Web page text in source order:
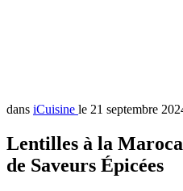
dans iCuisine le 21 septembre
Lentilles à la
de Saveurs Épicées